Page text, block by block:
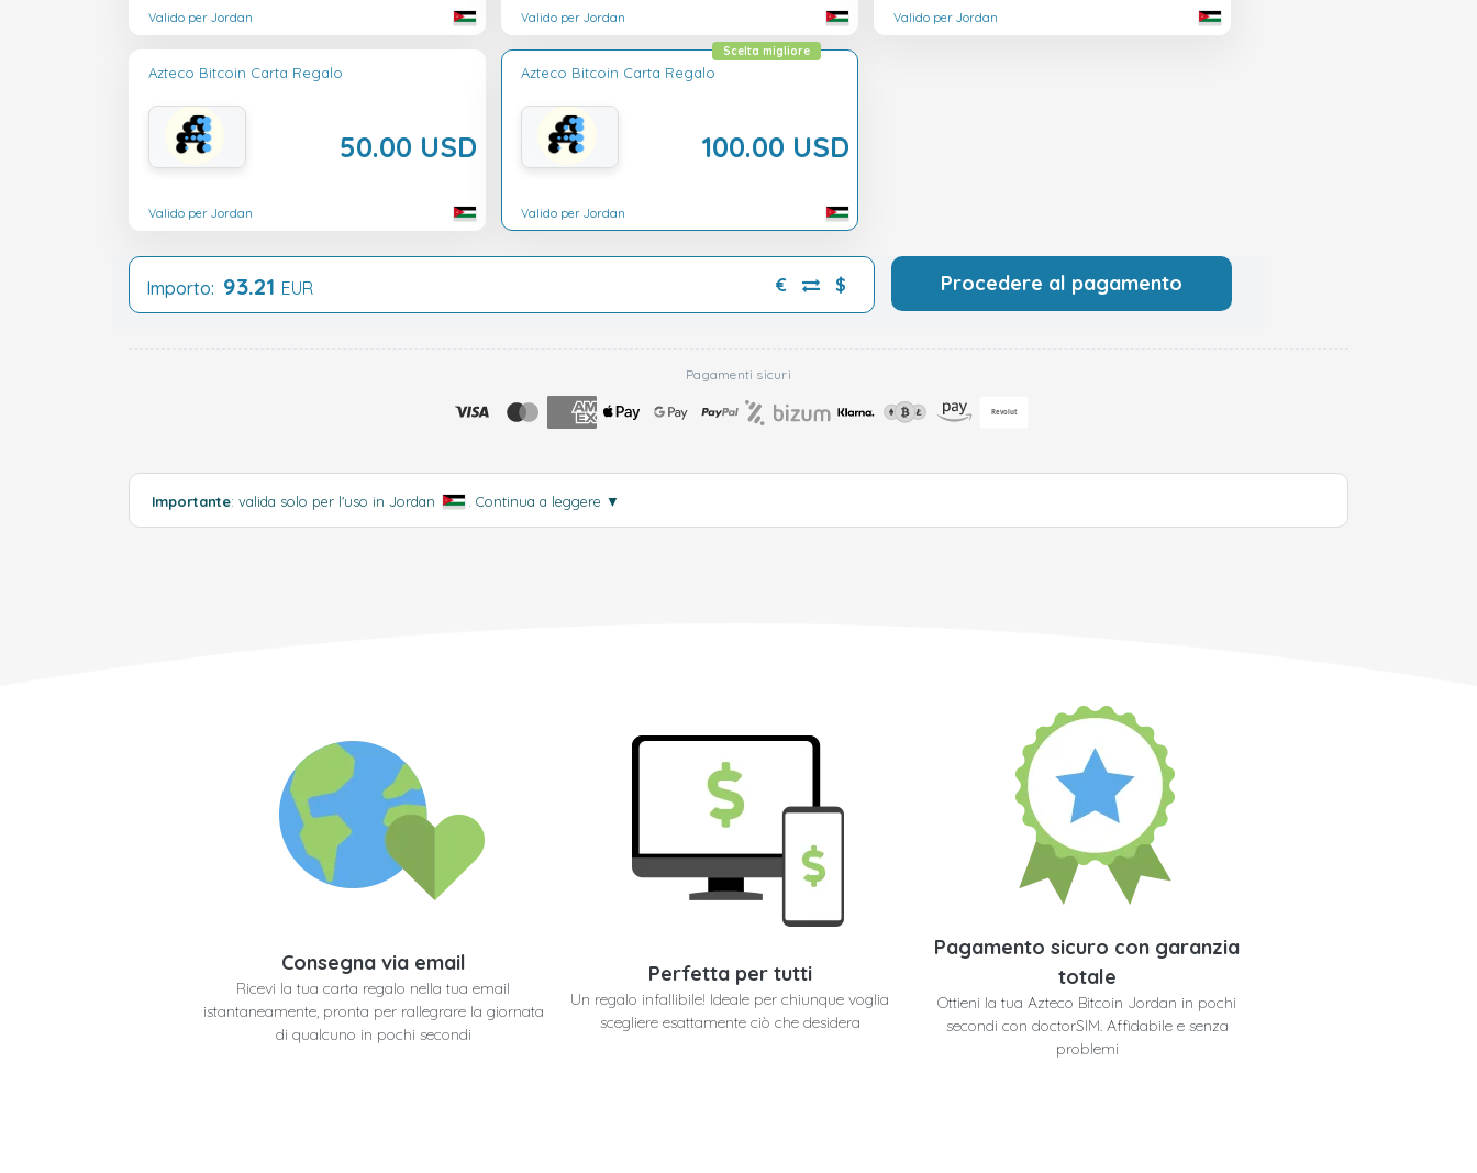
Valido per Jordan Valido per Jordan Valido per Jordan
Azteco Bitcoin Carta Regalo
50.00 USD
Valido per Jordan
Azteco Bitcoin Carta Regalo
100.00 USD
Scelta migliore
Valido per Jordan
Importo: 93.21 EUR € $ Procedere al pagamento
Pagamenti sicuri
Importante: valida solo per l'uso in Jordan . Continua a leggere ▼
Consegna via email
Ricevi la tua carta regalo nella tua email
istantaneamente, pronta per rallegrare la giornata
di qualcuno in pochi secondi
Perfetta per tutti
Un regalo infallibile! Ideale per chiunque voglia
scegliere esattamente ciò che desidera
Pagamento sicuro con garanzia
totale
Ottieni la tua Azteco Bitcoin Jordan in pochi
secondi con doctorSIM. Affidabile e senza
problemi